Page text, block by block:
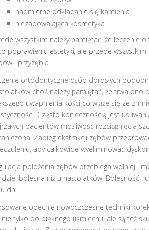
nadmierne odkładanie się kamienia
niezadowalająca kosmetyka
wszystkim należy pamiętać, że leczenie
poprawieniu estetyki, ale przede
i przyzębia.
ortodontyczne osób dorosłych
choć nalezy pamiętać, że trwa ono
uwapnienia kości co wiąże się ze
Często koniecznością jest
pacjentów możliwość rozciągnięcia
Zabieg ekstrakcji zębów
aby całkowicie wyeliminować
położenia zębów przebiega wolniej i
bolesna niż u nastolatków. Bolesność i
dni.
obecnie nowoczczesne techniki
nie tylko do pięknego uśmiechu, ale są też